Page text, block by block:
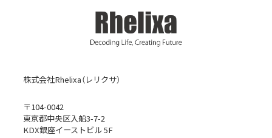
株式会社Rhelixa（レリクサ）
〒104-0042
東京都中央区入船3-7-2
KDX銀座イーストビル 5F